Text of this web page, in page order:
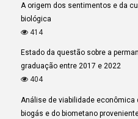
A origem dos sentimentos e da
biológica
414
Estado da questão sobre a
graduação entre 2017 e 2022
404
Análise de viabilidade
biogás e do biometano